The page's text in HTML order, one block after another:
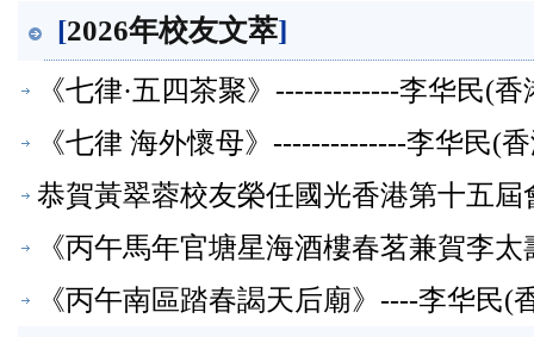
[2026年校友文萃]
《七律·五四茶聚》-------------李华民(
《七律 海外懷母》--------------李华民(
恭賀黃翠蓉校友榮任國光香港第十五
《丙午馬年官塘星海酒樓春茗兼賀李
《丙午南區踏春謁天后廟》----李华民(